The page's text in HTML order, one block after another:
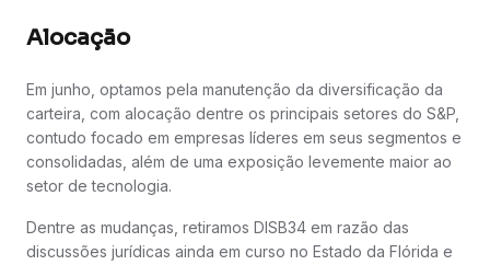
Alocação
Em junho, optamos pela manutenção da diversificação da
carteira, com alocação dentre os principais setores do S&P,
contudo focado em empresas líderes em seus segmentos e
consolidadas, além de uma exposição levemente maior ao
setor de tecnologia.
Dentre as mudanças, retiramos DISB34 em razão das
discussões jurídicas ainda em curso no Estado da Flórida e